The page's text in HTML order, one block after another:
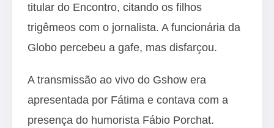
titular do Encontro, citando os filhos
trigêmeos com o jornalista. A funcionária da
Globo percebeu a gafe, mas disfarçou.
A transmissão ao vivo do Gshow era
apresentada por Fátima e contava com a
presença do humorista Fábio Porchat.